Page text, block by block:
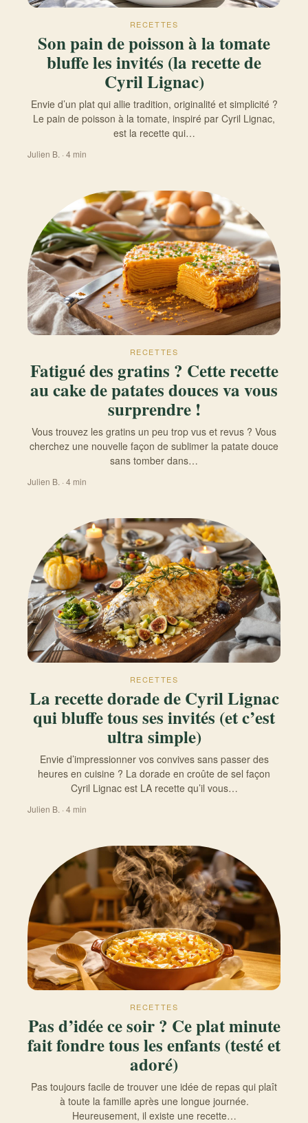
RECETTES
Son pain de poisson à la tomate
bluffe les invités (la recette de
Cyril Lignac)
Envie d’un plat qui allie tradition, originalité et simplicité ?
Le pain de poisson à la tomate, inspiré par Cyril Lignac,
est la recette qui…
Julien B. · 4 min
RECETTES
Fatigué des gratins ? Cette recette
au cake de patates douces va vous
surprendre !
Vous trouvez les gratins un peu trop vus et revus ? Vous
cherchez une nouvelle façon de sublimer la patate douce
sans tomber dans…
Julien B. · 4 min
RECETTES
La recette dorade de Cyril Lignac
qui bluffe tous ses invités (et c’est
ultra simple)
Envie d’impressionner vos convives sans passer des
heures en cuisine ? La dorade en croûte de sel façon
Cyril Lignac est LA recette qu’il vous…
Julien B. · 4 min
RECETTES
Pas d’idée ce soir ? Ce plat minute
fait fondre tous les enfants (testé et
adoré)
Pas toujours facile de trouver une idée de repas qui plaît
à toute la famille après une longue journée.
Heureusement, il existe une recette…